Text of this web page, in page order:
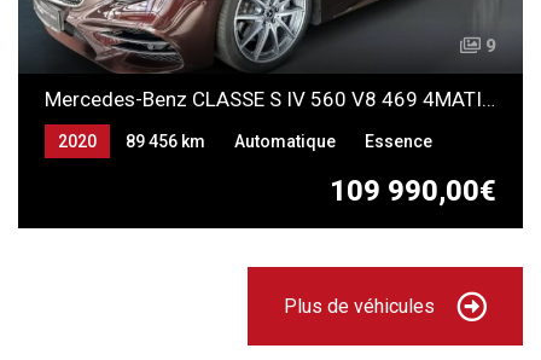
9
Mercedes-Benz CLASSE S IV 560 V8 469 4MATIC 9G-Tronic
109 990,00€
2020 89 456 km Automatique Essence
Plus de véhicules